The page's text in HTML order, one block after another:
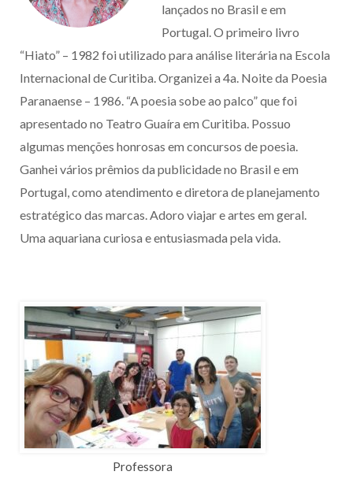
lançados no Brasil e em
Portugal. O primeiro livro
“Hiato” – 1982 foi utilizado para análise literária na Escola
Internacional de Curitiba. Organizei a 4a. Noite da Poesia
Paranaense – 1986. “A poesia sobe ao palco” que foi
apresentado no Teatro Guaíra em Curitiba. Possuo
algumas menções honrosas em concursos de poesia.
Ganhei vários prêmios da publicidade no Brasil e em
Portugal, como atendimento e diretora de planejamento
estratégico das marcas. Adoro viajar e artes em geral.
Uma aquariana curiosa e entusiasmada pela vida.
Professora